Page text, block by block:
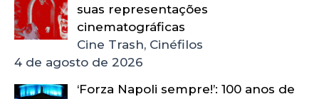
suas representações
cinematográficas
Cine Trash, Cinéfilos
4 de agosto de 2026
‘Forza Napoli sempre!’: 100 anos de